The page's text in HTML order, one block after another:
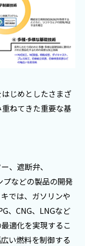
じめとしたさまざ
ねてきた重要な基
、遮断弁、
などの製品の開発
では、ガソリンや
、CNG、LNGなど
適化を実現するこ
い燃料を制御する